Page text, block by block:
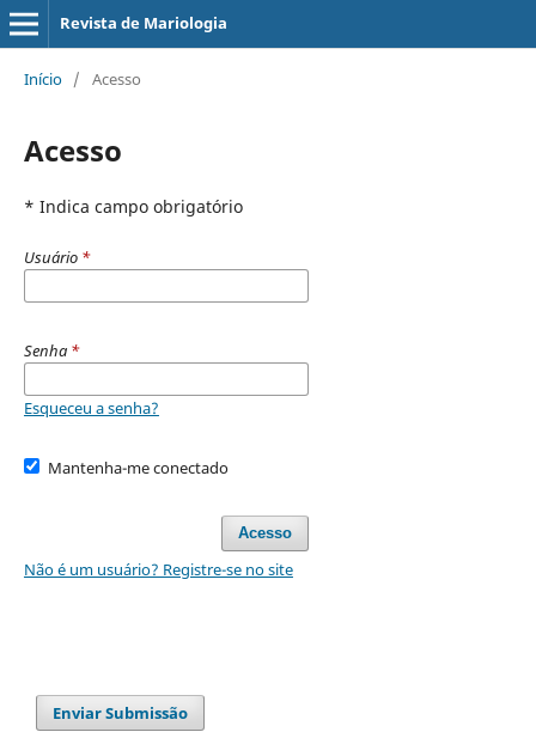
Revista de Mariologia
Início / Acesso
Acesso
* Indica campo obrigatório
Usuário *
Senha *
Esqueceu a senha?
Mantenha-me conectado
Acesso
Não é um usuário? Registre-se no site
Enviar Submissão